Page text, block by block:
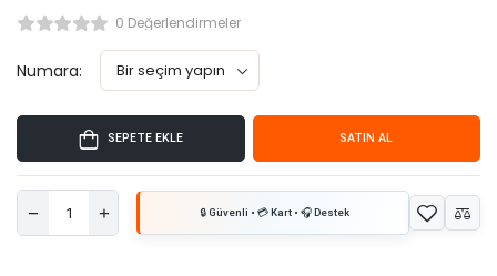
0 Değerlendirmeler
Numara:
SEPETE EKLE SATIN AL